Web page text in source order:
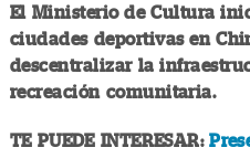
El Ministerio de Cultura
ciudades deportivas en
descentralizar la
recreación comunitaria.
TE PUEDE INTERESAR: